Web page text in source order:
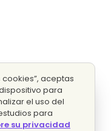
aceptas
para
el uso del
para
su privacidad